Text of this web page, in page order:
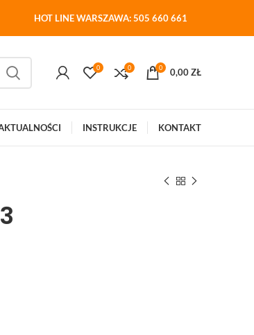
HOT LINE WARSZAWA: 505 660 661
0 0 0 0,00ZŁ
INSTRUKCJE KONTAKT